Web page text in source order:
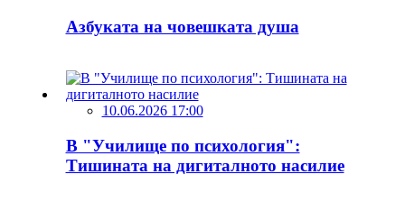
Азбуката на човешката душа
10.06.2026 17:00
В "Училище по психология":
Тишината на дигиталното насилие